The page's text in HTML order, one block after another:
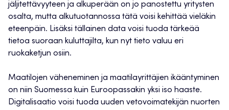
jäljitettävyyteen ja alkuperään on jo panostettu yritysten
osalta, mutta alkutuotannossa tätä voisi kehittää vieläkin
eteenpäin. Lisäksi tällainen data voisi tuoda tärkeää
tietoa suoraan kuluttajilta, kun nyt tieto valuu eri
ruokaketjun osiin.
Maatilojen väheneminen ja maatilayrittäjien ikääntyminen
on niin Suomessa kuin Euroopassakin yksi iso haaste.
Digitalisaatio voisi tuoda uuden vetovoimatekijän nuorten